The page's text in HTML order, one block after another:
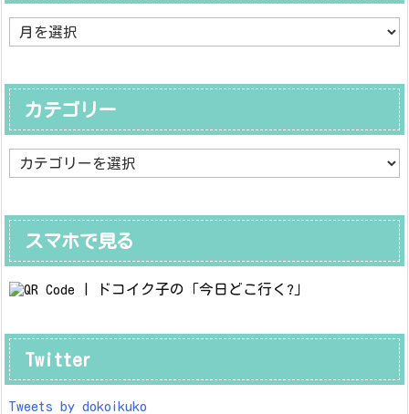
ア
ー
ブ
カテゴリー
テ
ー
スマホで見る
Twitter
Tweets by dokoikuko